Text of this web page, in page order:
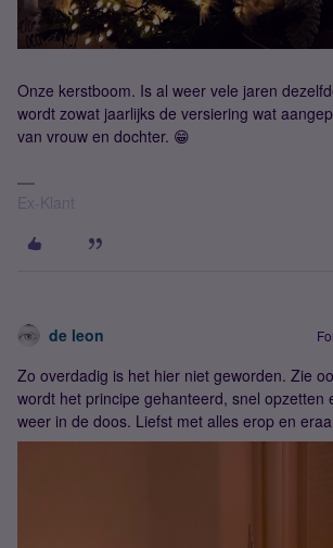
Onze kerstboom. Is al weer vele jaren
wordt zowat jaarlijks de versiering wat
van vrouw en dochter. 😁
Ex-Klant
de leon
Zo overdadig is het hier niet geworden. Zie
wordt het principe gehanteerd, snel opzetten
weer in de doos. Liefst met alles erop en